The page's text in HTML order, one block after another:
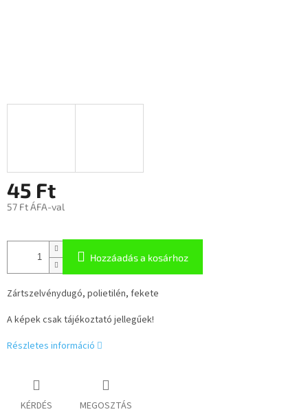
45 Ft
57 Ft ÁFA-val
Hozzáadás a kosárhoz
Zártszelvénydugó, polietilén, fekete
A képek csak tájékoztató jellegűek!
Részletes információ
KÉRDÉS MEGOSZTÁS